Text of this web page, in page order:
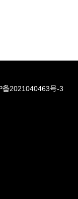
备2021040463号-3